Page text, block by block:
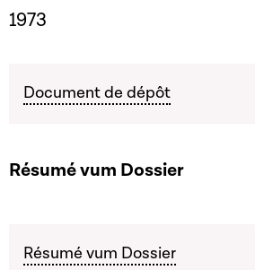
1973
Document de dépôt
Résumé vum Dossier
Résumé vum Dossier